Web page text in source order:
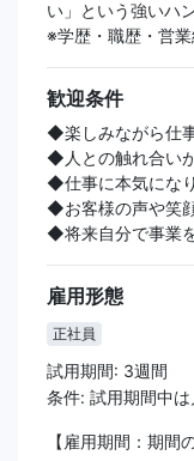
い」という強いハ
※学歴・職歴・営業
歓迎条件
◆楽しみながら仕
◆人との触れ合い
◆仕事に本気にな
◆お客様の声や笑
◆将来自分で事業
雇用形態
正社員
試用期間: 3週間
条件: 試用期間中
【雇用期間：期間